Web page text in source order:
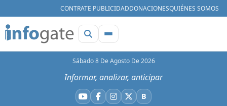
CONTRATE PUBLICIDADDONACIONESQUIÉNES SOMOS
Sábado 8 De Agosto De 2026
Informar, analizar, anticipar
YouTube
Facebook
Instagram
X BBluesky